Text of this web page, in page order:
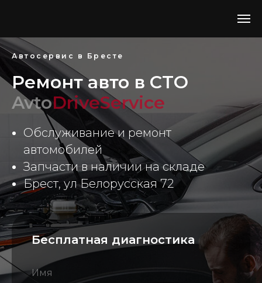
Автосервис в Бресте
Ремонт авто в СТО
AvtoDriveService
Обслуживание и ремонт
автомобилей
Запчасти в наличии на складе
Брест, ул Белорусская 72
Бесплатная диагностика